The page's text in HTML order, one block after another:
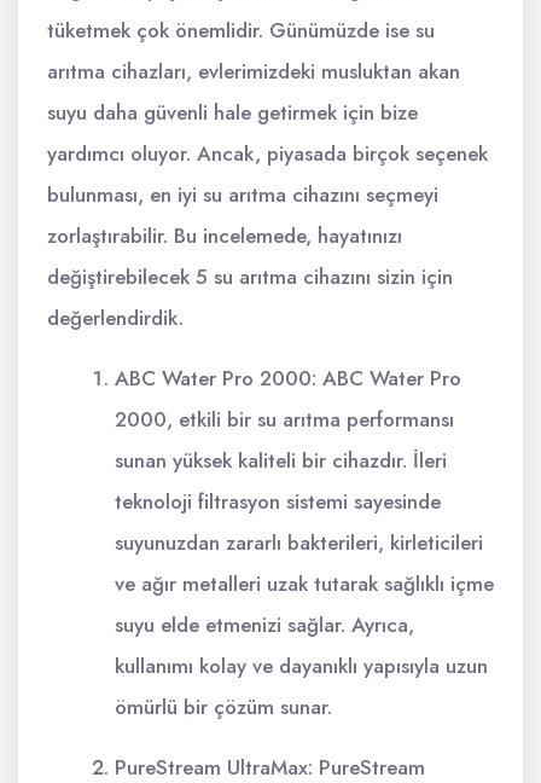
tüketmek çok önemlidir. Günümüzde ise su
arıtma cihazları, evlerimizdeki musluktan akan
suyu daha güvenli hale getirmek için bize
yardımcı oluyor. Ancak, piyasada birçok seçenek
bulunması, en iyi su arıtma cihazını seçmeyi
zorlaştırabilir. Bu incelemede, hayatınızı
değiştirebilecek 5 su arıtma cihazını sizin için
değerlendirdik.
ABC Water Pro 2000: ABC Water Pro
2000, etkili bir su arıtma performansı
sunan yüksek kaliteli bir cihazdır. İleri
teknoloji filtrasyon sistemi sayesinde
suyunuzdan zararlı bakterileri, kirleticileri
ve ağır metalleri uzak tutarak sağlıklı içme
suyu elde etmenizi sağlar. Ayrıca,
kullanımı kolay ve dayanıklı yapısıyla uzun
ömürlü bir çözüm sunar.
PureStream UltraMax: PureStream